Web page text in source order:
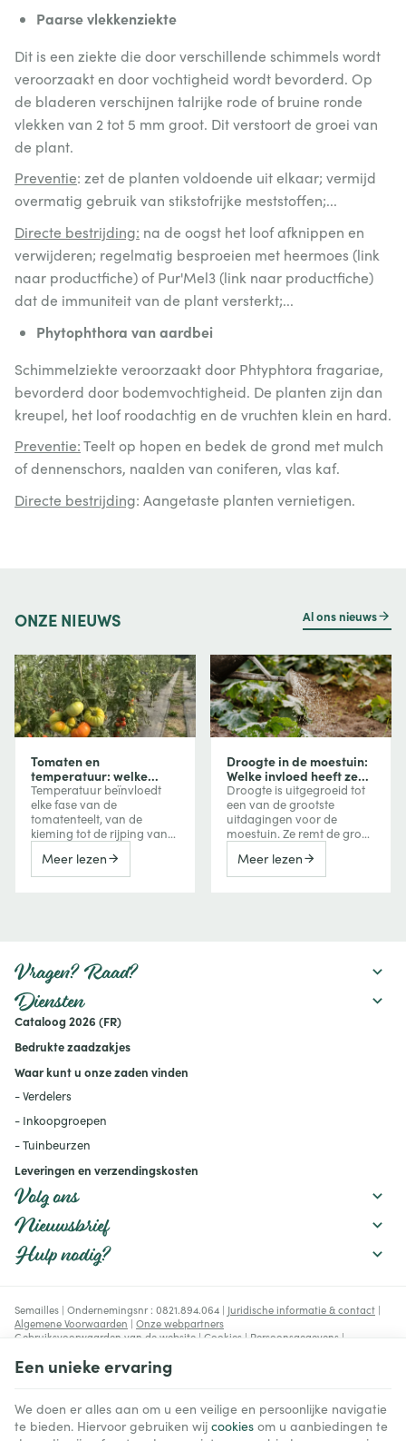
Paarse vlekkenziekte
Dit is een ziekte die door verschillende schimmels wordt
veroorzaakt en door vochtigheid wordt bevorderd. Op
de bladeren verschijnen talrijke rode of bruine ronde
vlekken van 2 tot 5 mm groot. Dit verstoort de groei van
de plant.
Preventie: zet de planten voldoende uit elkaar; vermijd
overmatig gebruik van stikstofrijke meststoffen;...
Directe bestrijding: na de oogst het loof afknippen en
verwijderen; regelmatig besproeien met heermoes (link
naar productfiche) of Pur'Mel3 (link naar productfiche)
dat de immuniteit van de plant versterkt;...
Phytophthora van aardbei
Schimmelziekte veroorzaakt door Phtyphtora fragariae,
bevorderd door bodemvochtigheid. De planten zijn dan
kreupel, het loof roodachtig en de vruchten klein en hard.
Preventie:Teelt op hopen en bedek de grond met mulch
of dennenschors, naalden van coniferen, vlas kaf.
Directe bestrijding: Aangetaste planten vernietigen.
ONZE NIEUWS Al ons nieuws
Tomaten en
temperatuur: welke
invloed heeft
temperatuur op groei,
bloei en vruchtvorming?
Temperatuur beïnvloedt
elke fase van de
tomatenteelt, van de
kieming tot de rijping van
vertraagt de groei, terwijl
extreme hitte de bloei,
rekening mee houdt.
Meer lezen
Droogte in de moestuin:
Welke invloed heeft ze
op uw groenten en hoe
beschermt u uw
gewassen?
Droogte is uitgegroeid tot
een van de grootste
uitdagingen voor de
moestuin. Ze remt de groei
de oogst, kan de bitterheid
verhogen of een
Meer lezen
Vragen? Raad?
Diensten
Cataloog 2026 (FR)
Bedrukte zaadzakjes
Waar kunt u onze zaden vinden
- Verdelers
- Inkoopgroepen
- Tuinbeurzen
Leveringen en verzendingskosten
Volg ons
Nieuwsbrief
Hulp nodig?
Semailles | Ondernemingsnr : 0821.894.064 | Juridische informatie & contact |
Algemene Voorwaarden | Onze webpartners
Gebruiksvoorwaarden van de website | Cookies | Persoonsgegevens |
© Copyright 2023-2026 -E-net Business
handelaars, zelfstandigen & Kmo's.
Een unieke ervaring
We doen er alles aan om u een veilige en persoonlijke navigatie
te bieden. Hiervoor gebruiken wij cookies om u aanbiedingen te